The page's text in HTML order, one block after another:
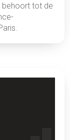
behoort tot de